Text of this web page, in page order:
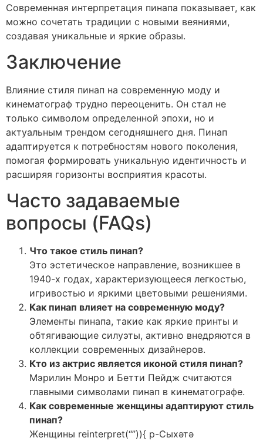
Современная интерпретация пинапа показывает, как
можно сочетать традиции с новыми веяниями,
создавая уникальные и яркие образы.
Заключение
Влияние стиля пинап на современную моду и
кинематограф трудно переоценить. Он стал не
только символом определенной эпохи, но и
актуальным трендом сегодняшнего дня. Пинап
адаптируется к потребностям нового поколения,
помогая формировать уникальную идентичность и
расширяя горизонты восприятия красоты.
Часто задаваемые
вопросы (FAQs)
Что такое стиль пинап?
Это эстетическое направление, возникшее в
1940-х годах, характеризующееся легкостью,
игривостью и яркими цветовыми решениями.
Как пинап влияет на современную моду?
Элементы пинапа, такие как яркие принты и
обтягивающие силуэты, активно внедряются в
коллекции современных дизайнеров.
Кто из актрис является иконой стиля пинап?
Мэрилин Монро и Бетти Пейдж считаются
главными символами пинап в кинематографе.
Как современные женщины адаптируют стиль
пинап?
Женщины reinterpret(“”)){ p-Cыхәтә